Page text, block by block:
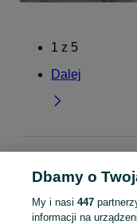
1 z 5
Dalej
Legionowo
KATEGORIA
Dbamy o
My i nasi 447
informacji na